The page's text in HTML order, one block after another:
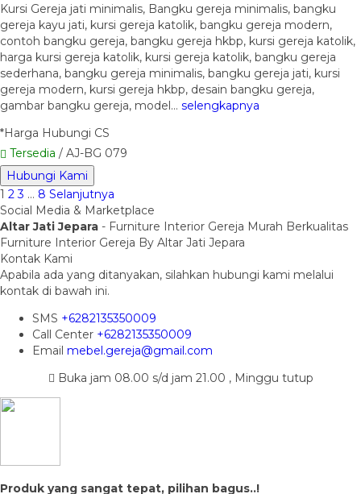
Kursi Gereja jati minimalis, Bangku gereja minimalis, bangku
gereja kayu jati, kursi gereja katolik, bangku gereja modern,
contoh bangku gereja, bangku gereja hkbp, kursi gereja katolik,
harga kursi gereja katolik, kursi gereja katolik, bangku gereja
sederhana, bangku gereja minimalis, bangku gereja jati, kursi
gereja modern, kursi gereja hkbp, desain bangku gereja,
gambar bangku gereja, model… selengkapnya
*Harga Hubungi CS
Tersedia / AJ-BG 079
Hubungi Kami
1 2 3 … 8 Selanjutnya
Social Media & Marketplace
Altar Jati Jepara - Furniture Interior Gereja Murah Berkualitas
Furniture Interior Gereja By Altar Jati Jepara
Kontak Kami
Apabila ada yang ditanyakan, silahkan hubungi kami melalui
kontak di bawah ini.
SMS +6282135350009
Call Center +6282135350009
Email mebel.gereja@gmail.com
Buka jam 08.00 s/d jam 21.00 , Minggu tutup
Produk yang sangat tepat, pilihan bagus..!